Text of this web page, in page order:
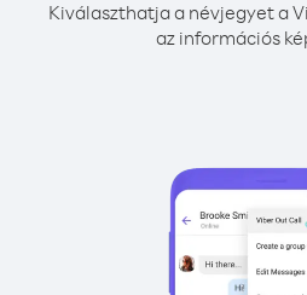
Kiválaszthatja a névjegyet a
az információs